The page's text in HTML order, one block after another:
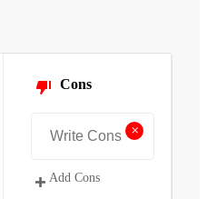
Cons
+
Add Cons